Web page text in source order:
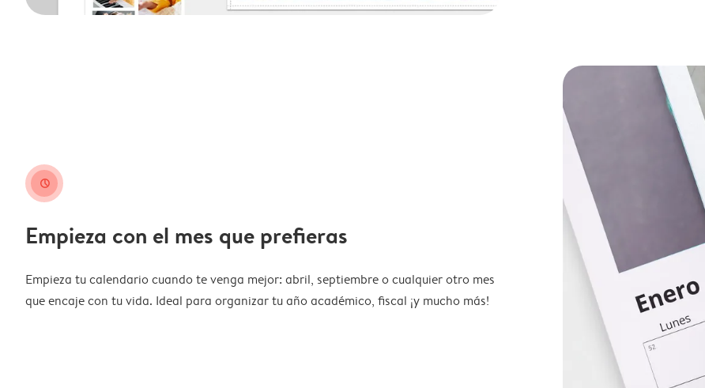
clock
Empieza con el mes que prefieras
Empieza tu calendario cuando te venga mejor: abril, septiembre o cualquier otro mes
que encaje con tu vida. Ideal para organizar tu año académico, fiscal ¡y mucho más!